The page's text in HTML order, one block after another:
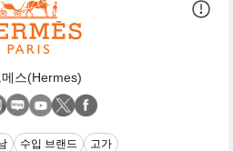
스(Hermes)
수입 브랜드 고가